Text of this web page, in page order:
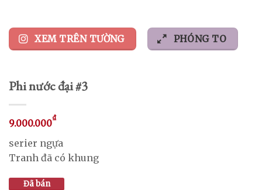
XEM TRÊN TƯỜNG PHÓNG TO
Phi nước đại #3
9.000.000₫
serier ngựa
Tranh đã có khung
Đã bán